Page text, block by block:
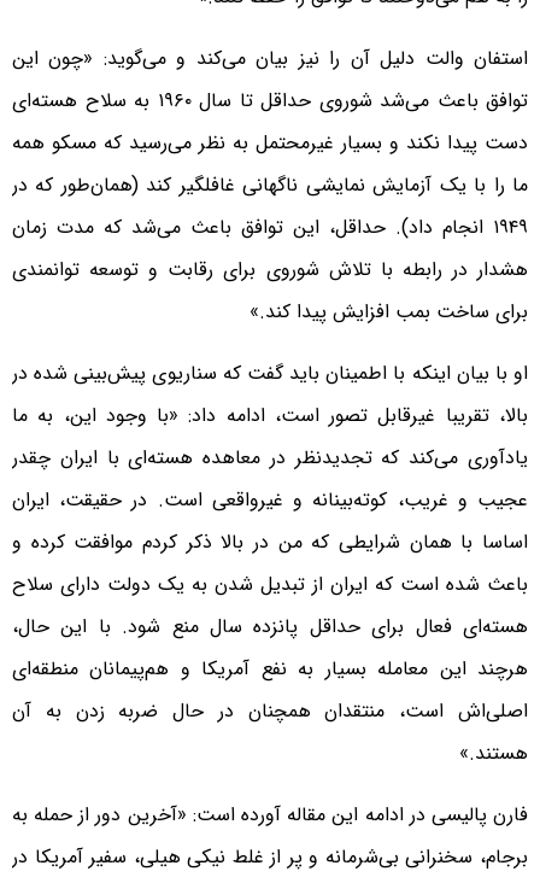
استفان والت دلیل آن را نیز بیان می‌کند و می‌گوید: «چون این
توافق باعث می‌شد شوروی حداقل تا سال ۱۹۶۰ به سلاح هسته‌ای
دست پیدا نکند و بسیار غیرمحتمل به نظر می‌رسید که مسکو همه
ما را با یک آزمایش نمایشی ناگهانی غافلگیر کند (همان‌طور که در
۱۹۴۹ انجام داد). حداقل، این توافق باعث می‌شد که مدت زمان
هشدار در رابطه با تلاش شوروی برای رقابت و توسعه توانمندی
برای ساخت بمب افزایش پیدا کند.»
او با بیان اینکه با اطمینان باید گفت که سناریوی پیش‌بینی شده در
بالا، تقریبا غیرقابل تصور است، ادامه داد: «با وجود این، به ما
یادآوری می‌کند که تجدیدنظر در معاهده‌ هسته‌ای با ایران چقدر
عجیب و غریب، کوته‌بینانه و غیرواقعی است. در حقیقت، ایران
اساسا با همان شرایطی که من در بالا ذکر کردم موافقت کرده و
باعث شده است که ایران از تبدیل شدن به یک دولت دارای سلاح
هسته‌ای فعال برای حداقل پانزده سال منع شود. با این حال،
هرچند این معامله بسیار به نفع آمریکا و هم‌پیمانان منطقه‌ای
اصلی‌اش است، منتقدان همچنان در حال ضربه زدن به آن
هستند.»
فارن پالیسی در ادامه این مقاله آورده است: «آخرین دور از حمله به
برجام، سخنرانی بی‌شرمانه و پر از غلط نیکی هیلی، سفیر آمریکا در